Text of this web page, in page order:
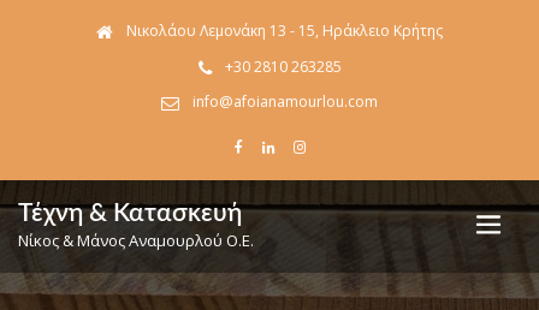
Νικολάου Λεμονάκη 13 - 15, Ηράκλειο Κρήτης
+30 2810 263285
info@afoianamourlou.com
Τέχνη & Κατασκευή
Νίκος & Μάνος Αναμουρλού Ο.Ε.